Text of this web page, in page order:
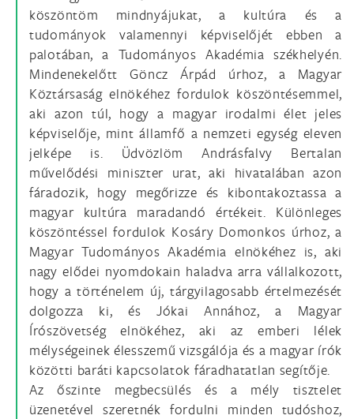
köszöntöm mindnyájukat, a kultúra és a
tudományok valamennyi képviselőjét ebben a
palotában, a Tudományos Akadémia székhelyén.
Mindenekelőtt Göncz Árpád úrhoz, a Magyar
Köztársaság elnökéhez fordulok köszöntésemmel,
aki azon túl, hogy a magyar irodalmi élet jeles
képviselője, mint államfő a nemzeti egység eleven
jelképe is. Üdvözlöm Andrásfalvy Bertalan
művelődési miniszter urat, aki hivatalában azon
fáradozik, hogy megőrizze és kibontakoztassa a
magyar kultúra maradandó értékeit. Különleges
köszöntéssel fordulok Kosáry Domonkos úrhoz, a
Magyar Tudományos Akadémia elnökéhez is, aki
nagy elődei nyomdokain haladva arra vállalkozott,
hogy a történelem új, tárgyilagosabb értelmezését
dolgozza ki, és Jókai Annához, a Magyar
Írószövetség elnökéhez, aki az emberi lélek
mélységeinek élesszemű vizsgálója és a magyar írók
közötti baráti kapcsolatok fáradhatatlan segítője.
Az őszinte megbecsülés és a mély tisztelet
üzenetével szeretnék fordulni minden tudóshoz,